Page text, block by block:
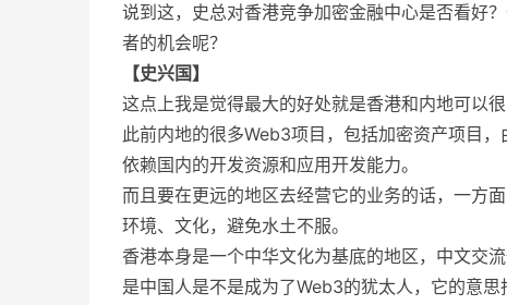
说到这，史总对香港竞争加密金融中心是否看好
者的机会呢？
【史兴国】
这点上我是觉得最大的好处就是香港和内地可以很
此前内地的很多Web3项目，包括加密资产项目
依赖国内的开发资源和应用开发能力。
而且要在更远的地区去经营它的业务的话，一方
环境、文化，避免水土不服。
香港本身是一个中华文化为基底的地区，中文交
是中国人是不是成为了Web3的犹太人，它的意